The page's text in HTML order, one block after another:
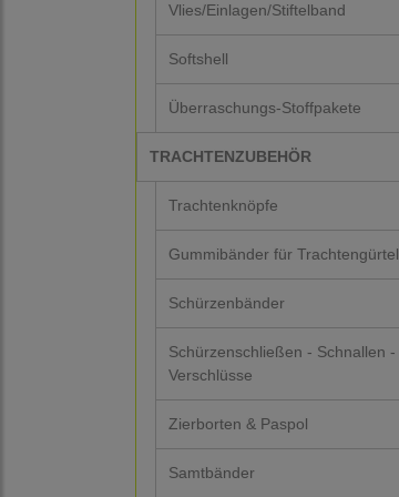
Vlies/Einlagen/Stiftelband
Softshell
Überraschungs-Stoffpakete
TRACHTENZUBEHÖR
Trachtenknöpfe
Gummibänder für Trachtengürtel
Schürzenbänder
Schürzenschließen - Schnallen -
Verschlüsse
Zierborten & Paspol
Samtbänder